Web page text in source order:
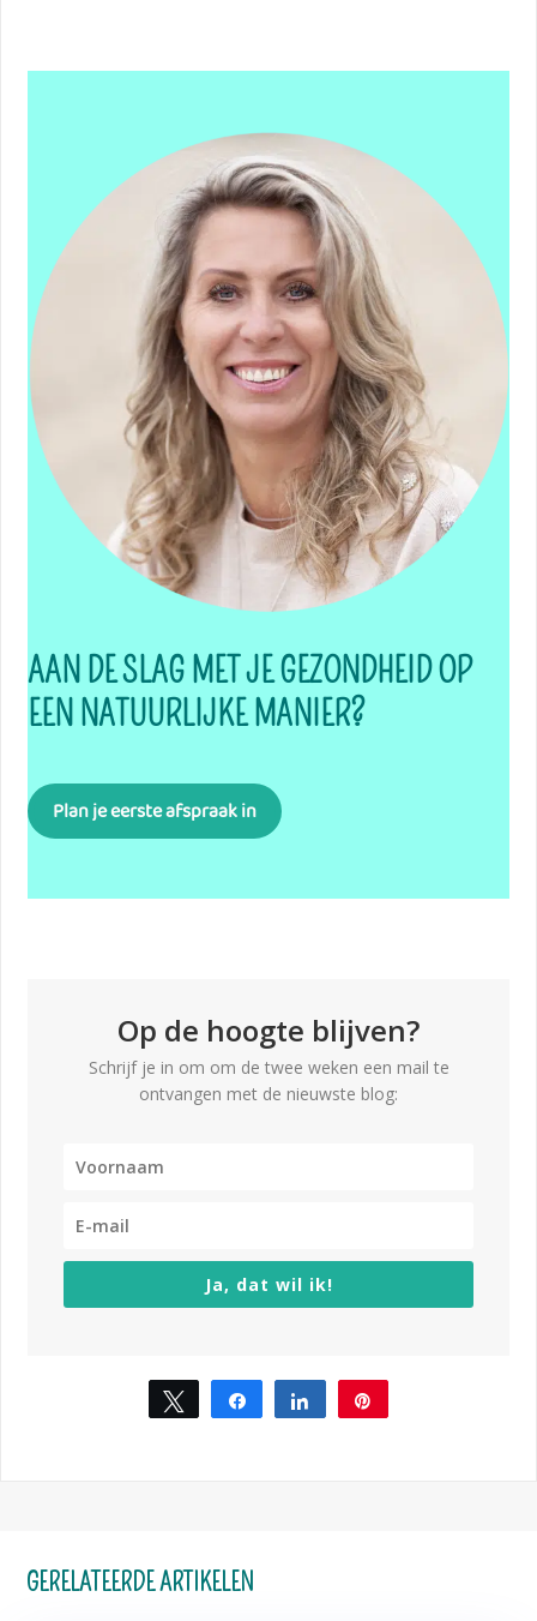
AAN DE SLAG MET JE GEZONDHEID OP
EEN NATUURLIJKE MANIER?
Plan je eerste afspraak in
Op de hoogte blijven?
Schrijf je in om om de twee weken een mail te
ontvangen met de nieuwste blog:
Ja, dat wil ik!
Tweet Share Share
GERELATEERDE ARTIKELEN